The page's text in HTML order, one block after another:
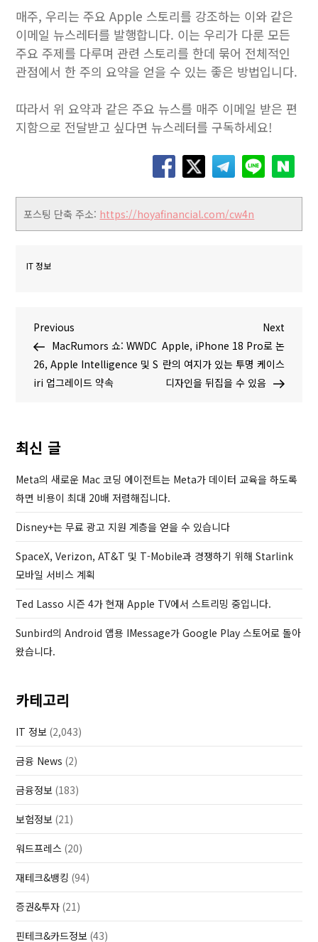
매주, 우리는 주요 Apple 스토리를 강조하는 이와 같은
이메일 뉴스레터를 발행합니다. 이는 우리가 다룬 모든
주요 주제를 다루며 관련 스토리를 한데 묶어 전체적인
관점에서 한 주의 요약을 얻을 수 있는 좋은 방법입니다.
따라서 위 요약과 같은 주요 뉴스를 매주 이메일 받은 편
지함으로 전달받고 싶다면 뉴스레터를 구독하세요!
포스팅 단축 주소: https://hoyafinancial.com/cw4n
IT 정보
글
탐
P
r
e
v
s
P
o
s
t
Previous
MacRumors 쇼: WWDC
26, Apple Intelligence 및 S
iri 업그레이드 약속
N
e
x
t
Next
Apple, iPhone 18 Pro로 논
란의 여지가 있는 투명 케이스
디자인을 뒤집을 수 있음
최신 글
Meta의 새로운 Mac 코딩 에이전트는 Meta가 데이터 교육을 하도록
하면 비용이 최대 20배 저렴해집니다.
Disney+는 무료 광고 지원 계층을 얻을 수 있습니다
SpaceX, Verizon, AT&T 및 T-Mobile과 경쟁하기 위해 Starlink
모바일 서비스 계획
Ted Lasso 시즌 4가 현재 Apple TV에서 스트리밍 중입니다.
Sunbird의 Android 앱용 IMessage가 Google Play 스토어로 돌아
왔습니다.
카테고리
IT 정보 (2,043)
금융 News (2)
금융정보 (183)
보험정보 (21)
워드프레스 (20)
재테크&뱅킹 (94)
증권&투자 (21)
핀테크&카드정보 (43)